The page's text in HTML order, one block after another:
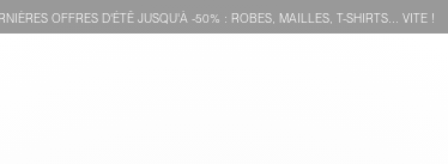
OFFRES D'ÉTÊ JUSQU'À -50% : ROBES, MAILLES, T-SHIRTS... VITE !